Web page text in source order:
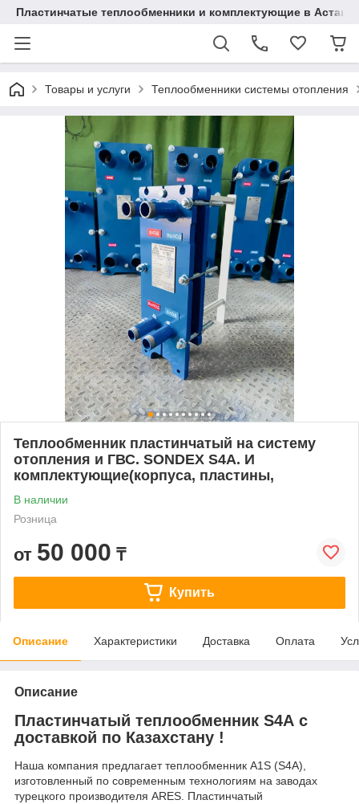
Пластинчатые теплообменники и комплектующие в Астане
Товары и услуги Теплообменники системы отопления
Теплообменник пластинчатый на систему
отопления и ГВС. SONDEX S4А. И
комплектующие(корпуса, пластины,
В наличии
Розница
от 50 000 ₸
Купить
Описание Характеристики Доставка Оплата
Описание
Пластинчатый теплообменник S4А с
доставкой по Казахстану !
Наша компания предлагает теплообменник А1S (S4A),
изготовленный по современным технологиям на заводах
турецкого производителя ARES. Пластинчатый